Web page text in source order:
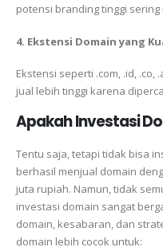
potensi branding tinggi
4. Ekstensi Domain yang
Ekstensi seperti .com, .id, .co,
jual lebih tinggi karena
Apakah Investasi
Tentu saja, tetapi tidak bisa
berhasil menjual domain
juta rupiah. Namun, tidak
investasi domain sangat
domain, kesabaran, dan
domain lebih cocok untuk: